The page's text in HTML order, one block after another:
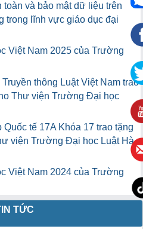
và bảo mật dữ liệu trên
trong lĩnh vực giáo dục đại
Việt Nam 2025 của Trường
thông Luật Việt Nam trao
Thư viện Trường Đại học
tế 17A Khóa 17 trao tặng
viện Trường Đại học Luật Hà
Việt Nam 2024 của Trường
TỨC